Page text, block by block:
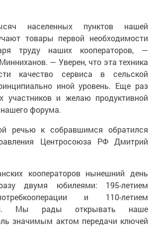
населенных пунктов нашей
товары первой необходимости
труду наших кооператоров, —
— Уверен, что эта техника
качество сервиса в сельской
иной уровень. Еще раз
участников и желаю продуктивной
форума.
речью к собравшимся обратился
Центросоюза РФ Дмитрий
кооператоров нынешний день
двумя юбилеями: 195-летием
и 110-летием
Мы рады открывать наше
значимым актом передачи ключей